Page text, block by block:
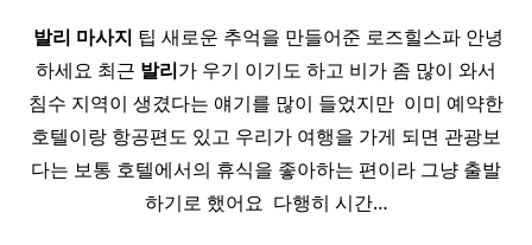
발리 마사지 팁 새로운 추억을 만들어준 로즈힐스파 안녕
하세요 최근 발리가 우기 이기도 하고 비가 좀 많이 와서
침수 지역이 생겼다는 얘기를 많이 들었지만 ​ 이미 예약한
호텔이랑 항공편도 있고 우리가 여행을 가게 되면 관광보
다는 보통 호텔에서의 휴식을 좋아하는 편이라 그냥 출발
하기로 했어요 ​ 다행히 시간…